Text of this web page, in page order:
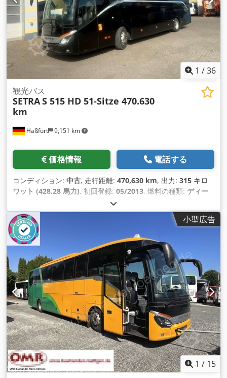
1 /36
Haßfurt 9,151 km
観光バス
SETRAS 515 HD 51-Sitze 470.630
km
価格情報 電話する
コンディション: 中古, 走行距離: 470,630 km, 出力: 315 キロ
ワット (428.28 馬力), 初回登録: 05/2013, 燃料の種類: ディー
オートマチック
ロ6, 色:黒, ブレーキ:リターダ, 装備:ABS（アンチロック・ブ
レーキ・システム）, エアコン, バスルーム, パーキングヒータ
ー, 電子安定制御プログラム (ESP)
小型広告
1 / 15